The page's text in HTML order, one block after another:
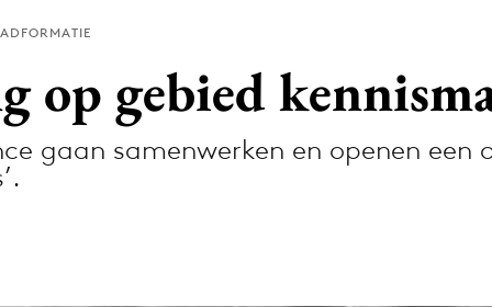
op gebied
gaan samenwerken en openen een